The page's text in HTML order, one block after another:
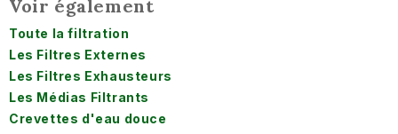
Voir également
Toute la filtration
Les Filtres Externes
Les Filtres Exhausteurs
Les Médias Filtrants
Crevettes d'eau douce